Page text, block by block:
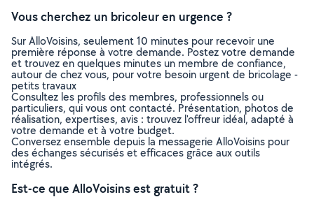
Vous cherchez un bricoleur en urgence ?
Sur AlloVoisins, seulement 10 minutes pour recevoir une
première réponse à votre demande. Postez votre demande
et trouvez en quelques minutes un membre de confiance,
autour de chez vous, pour votre besoin urgent de bricolage -
petits travaux
Consultez les profils des membres, professionnels ou
particuliers, qui vous ont contacté. Présentation, photos de
réalisation, expertises, avis : trouvez l'offreur idéal, adapté à
votre demande et à votre budget.
Conversez ensemble depuis la messagerie AlloVoisins pour
des échanges sécurisés et efficaces grâce aux outils
intégrés.
Est-ce que AlloVoisins est gratuit ?